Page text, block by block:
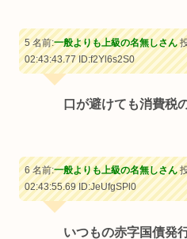
5 名前:一般よりも上級の名無しさん
02:43:43.77ID:f2Yl6s2S0
口が避けても消費税
6 名前:一般よりも上級の名無しさん
02:43:55.69ID:JeUfgSPl0
いつもの赤字国債発